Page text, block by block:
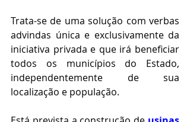
Trata-se de uma solução com verbas
advindas única e exclusivamente da
iniciativa privada e que irá beneficiar
todos os municípios do Estado,
independentemente de sua
localização e população.